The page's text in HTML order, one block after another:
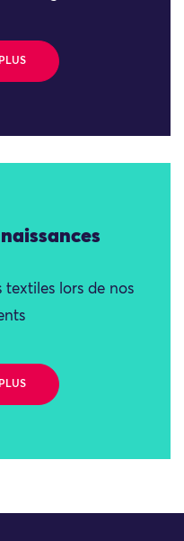
textiles lors de nos